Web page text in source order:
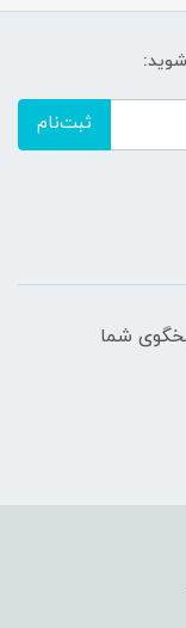
ثبت‌نام
، از ساعت 9 الی 17 پاسخگوی شما